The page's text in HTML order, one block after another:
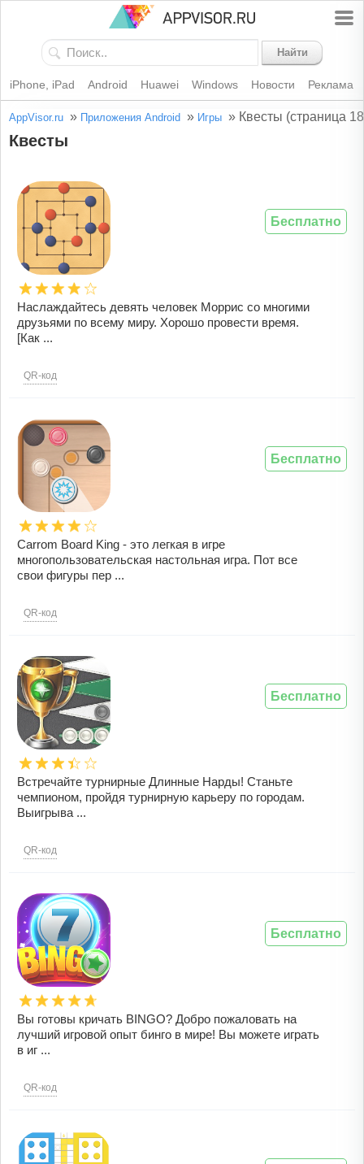
Найти
iPhone, iPad Android Huawei Windows Новости Реклама
AppVisor.ru » Приложения Android » Игры » Квесты (страница
Квесты
Наслаждайтесь девять человек Моррис со многими
друзьями по всему миру. Хорошо провести время.
[Как ...
QR-код
Бесплатно
Carrom Board King - это легкая в игре
многопользовательская настольная игра. Пот все
свои фигуры пер ...
QR-код
Бесплатно
Встречайте турнирные Длинные Нарды! Станьте
чемпионом, пройдя турнирную карьеру по городам.
Выигрыва ...
QR-код
Бесплатно
Вы готовы кричать BINGO? Добро пожаловать на
лучший игровой опыт бинго в мире! Вы можете играть
в иг ...
QR-код
Бесплатно